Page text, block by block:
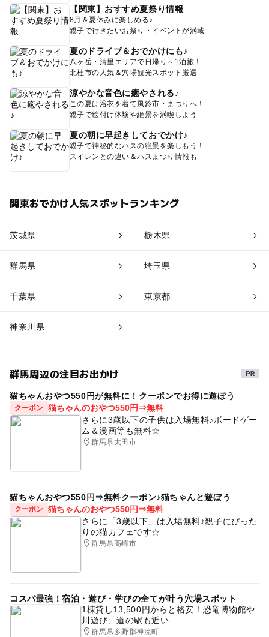
【関東】おすすめ夏祭り情報
8月＆夏休みに楽しめる♪
親子で行きたいお祭り・イベントが満載
夏のドライブ＆おでかけにも♪
八ヶ岳・清里エリアで日帰り～1泊旅！
北杜市の人気＆穴場観光スポット厳選
涼やかな音色に癒やされる♪
この夏は浴衣を着て風鈴市・まつりへ！
親子で絵付け体験や絶景を満喫しよう
夏の朝に早起きしておでかけ♪
親子で神秘的なハスの絶景を楽しもう！
スイレンとの違い＆ハスまつり情報も
関東おでかけ人気スポットランキング
茨城県 栃木県
群馬県 埼玉県
千葉県 東京都
神奈川県
群馬周辺の注目お出かけ
猫ちゃんおやつ550円が無料に！クーポンでお得に遊ぼう
クーポン 猫ちゃんのおやつ550円⇒無料
さらに3歳以下の子供は入場無料♪ボードゲー
ム＆漫画等も無料☆
群馬県太田市
猫ちゃんおやつ550円⇒無料クーポン♪猫ちゃんと遊ぼう
クーポン 猫ちゃんのおやつ550円⇒無料
さらに「3歳以下」は入場無料♪親子にぴった
りの猫カフェです☆
群馬県高崎市
コスパ最強！宿泊・遊び・学びの全てが叶う穴場スポット
1棟貸し13,500円からと格安！恐竜博物館や
川遊び、道の駅も近い
群馬県多野郡神流町